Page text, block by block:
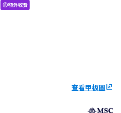
paid額外收費
查看甲板圖ungroup